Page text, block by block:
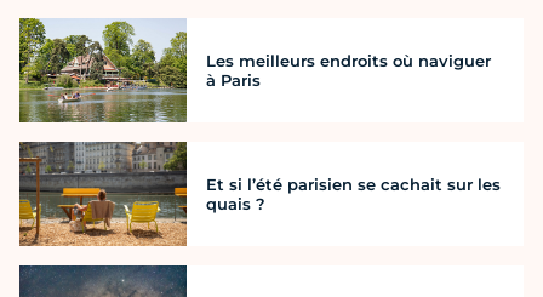
Les meilleurs endroits où naviguer
à Paris
Et si l’été parisien se cachait sur les
quais ?